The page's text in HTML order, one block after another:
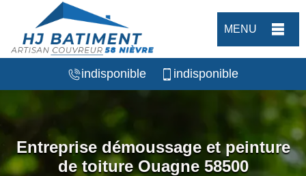
MENU
indisponible indisponible
Entreprise démoussage et peinture
de toiture Ouagne 58500